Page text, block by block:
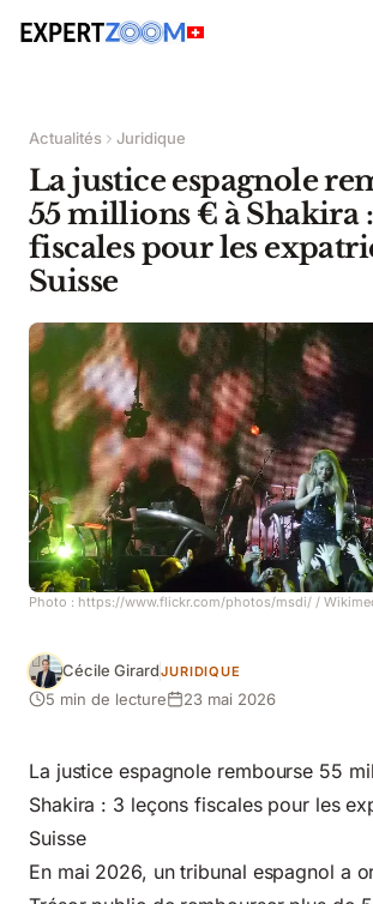
Actualités Juridique
La justice espagnole
55 millions € à Shakira
fiscales pour les
Suisse
Photo : https://www.flickr.com/photos/msdi/ /
Cécile GirardJURIDIQUE
5 min de lecture 23 mai 2026
La justice espagnole rembourse 55
Shakira : 3 leçons fiscales pour les
Suisse
En mai 2026, un tribunal espagnol a